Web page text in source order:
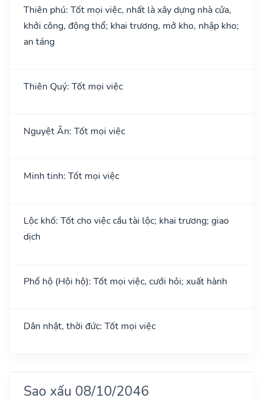
Thiên phú: Tốt mọi việc, nhất là xây dựng nhà cửa,
khởi công, động thổ; khai trương, mở kho, nhập kho;
an táng
Thiên Quý: Tốt mọi việc
Nguyệt Ân: Tốt mọi việc
Minh tinh: Tốt mọi việc
Lộc khố: Tốt cho việc cầu tài lộc; khai trương; giao
dịch
Phổ hộ (Hội hộ): Tốt mọi việc, cưới hỏi; xuất hành
Dân nhật, thời đức: Tốt mọi việc
Sao xấu 08/10/2046